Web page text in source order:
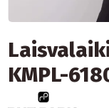
KMPL-